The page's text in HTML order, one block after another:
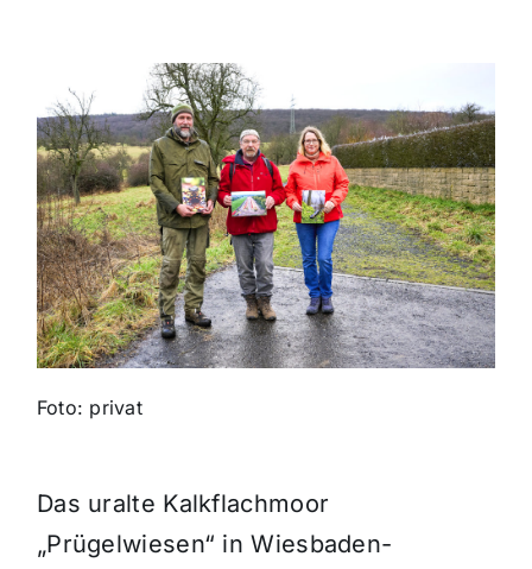
Themen und Termine
Gewinnspiele
Foto: privat
Das uralte Kalkflachmoor
„Prügelwiesen“ in Wiesbaden-